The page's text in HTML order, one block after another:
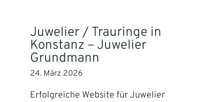
Juwelier / Trauringe in
Konstanz – Juwelier
Grundmann
24. März 2026
Erfolgreiche Website für Juwelier